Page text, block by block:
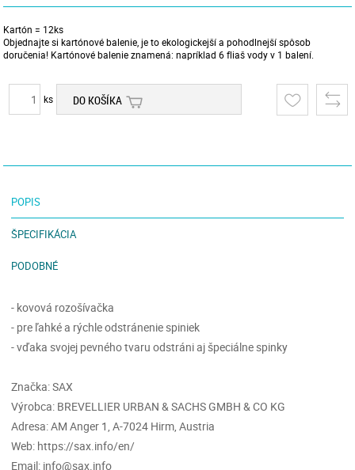
Kartón = 12ks
Objednajte si kartónové balenie, je to ekologickejší a pohodlnejší spôsob
doručenia! Kartónové balenie znamená: napríklad 6 fliaš vody v 1 balení.
ks DO KOŠÍKA
POPIS
ŠPECIFIKÁCIA
PODOBNÉ
- kovová rozošívačka
- pre ľahké a rýchle odstránenie spiniek
- vďaka svojej pevného tvaru odstráni aj špeciálne spinky
Značka: SAX
Výrobca: BREVELLIER URBAN & SACHS GMBH & CO KG
Adresa: AM Anger 1, A-7024 Hirm, Austria
Web: https://sax.info/en/
Email: info@sax.info